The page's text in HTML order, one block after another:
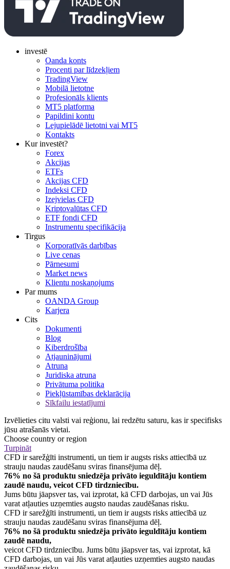
investē
Oanda konts
Procenti par līdzekļiem
TradingView
Mobilā lietotne
Profesionāls klients
MT5 platforma
Papildini kontu
Lejupielādē lietotni vai MT5
Kontakts
Kur investēt?
Forex
Akcijas
ETFs
Akcijas CFD
Indeksi CFD
Izejvielas CFD
Kriptovalūtas CFD
ETF fondi CFD
Instrumentu specifikācija
Tirgus
Korporatīvās darbības
Live cenas
Pārnesumi
Market news
Klientu noskaņojums
Par mums
OANDA Group
Karjera
Cits
Dokumenti
Blog
Kiberdrošība
Atjauninājumi
Atruna
Juridiska atruna
Privātuma politika
Piekļūstamības deklarācija
Sīkfailu iestatījumi
Izvēlieties citu valsti vai reģionu, lai redzētu saturu, kas ir specifisks
jūsu atrašanās vietai.
Choose country or region
Turpināt
CFD ir sarežģīti instrumenti, un tiem ir augsts risks attiecībā uz
strauju naudas zaudēšanu sviras finansējuma dēļ.
76% no šā produktu sniedzēja privāto ieguldītāju kontiem
zaudē naudu, veicot CFD tirdzniecību.
Jums būtu jāapsver tas, vai izprotat, kā CFD darbojas, un vai Jūs
varat atļauties uzņemties augsto naudas zaudēšanas risku.
CFD ir sarežģīti instrumenti, un tiem ir augsts risks attiecībā uz
strauju naudas zaudēšanu sviras finansējuma dēļ.
76% no šā produktu sniedzēja privāto ieguldītāju kontiem
zaudē naudu,
veicot CFD tirdzniecību. Jums būtu jāapsver tas, vai izprotat, kā
CFD darbojas, un vai Jūs varat atļauties uzņemties augsto naudas